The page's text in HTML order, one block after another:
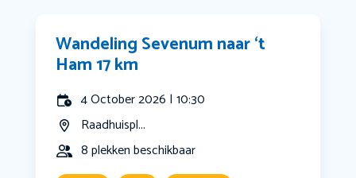
Wandeling Sevenum naar ‘t
Ham 17 km
4 October 2026 | 10:30
Raadhuispl...
8 plekken beschikbaar